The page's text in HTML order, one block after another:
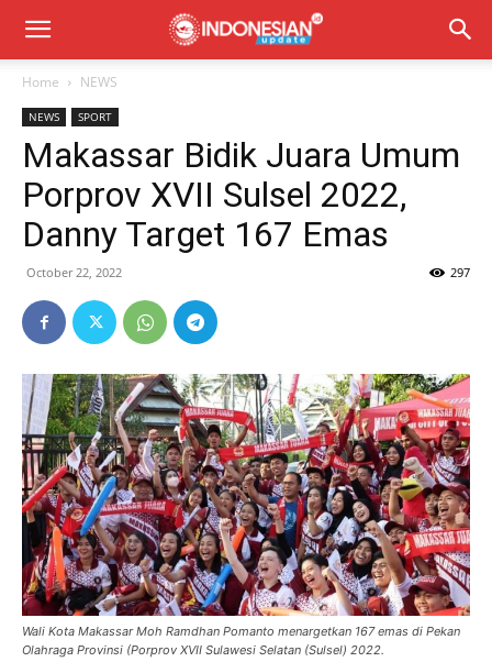
Home NEWS
NEWS SPORT
Makassar Bidik Juara Umum
Porprov XVII Sulsel 2022,
Danny Target 167 Emas
October 22, 2022 297
Wali Kota Makassar Moh Ramdhan Pomanto menargetkan 167 emas di Pekan
Olahraga Provinsi (Porprov XVII Sulawesi Selatan (Sulsel) 2022.